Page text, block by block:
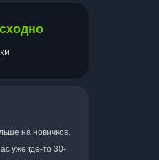
на новичков.
уже где-то 30-